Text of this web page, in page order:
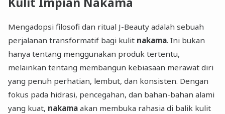
Mengadopsi filosofi dan ritual J-Beauty adalah sebuah
perjalanan transformatif bagi kulit nakama. Ini bukan
hanya tentang menggunakan produk tertentu,
melainkan tentang membangun kebiasaan merawat diri
yang penuh perhatian, lembut, dan konsisten. Dengan
fokus pada hidrasi, pencegahan, dan bahan-bahan alami
yang kuat, nakama akan membuka rahasia di balik kulit